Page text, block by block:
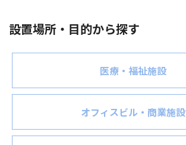
設置場所・目的から探す
医療・福祉施設
オフィスビル・商業施設